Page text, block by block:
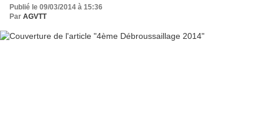
Publié le 09/03/2014 à 15:36
Par AGVTT